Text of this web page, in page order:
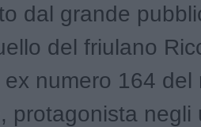
dal grande
del friulano
numero 164 del
protagonista negli